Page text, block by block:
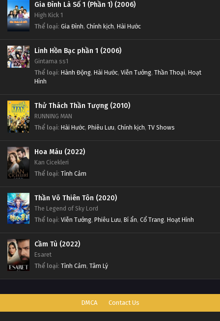
Gia Đình Là Số 1 (Phần 1) (2006)
High Kick 1
Thể loại: Gia Đình, Chính kịch, Hài Hước
Linh Hồn Bạc phần 1 (2006)
Gintama ss1
Thể loại: Hành Động, Hài Hước, Viễn Tưởng, Thần Thoại, Hoạt
Hình
Thử Thách Thần Tượng (2010)
RUNNING MAN
Thể loại: Hài Hước, Phiêu Lưu, Chính kịch, TV Shows
Hoa Máu (2022)
Kan Cicekleri
Thể loại: Tình Cảm
Thần Võ Thiên Tôn (2020)
The Legend of Sky Lord
Thể loại: Viễn Tưởng, Phiêu Lưu, Bí ẩn, Cổ Trang, Hoạt Hình
Cầm Tù (2022)
Esaret
Thể loại: Tình Cảm, Tâm Lý
DMCA Contact Us